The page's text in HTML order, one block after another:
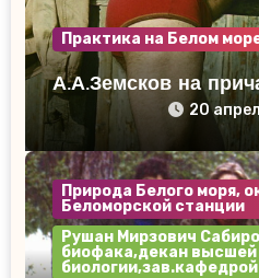
Практика на Белом
А.А.Земсков на
20
Природа Белого моря,
Беломорской станции
Рушан Мирзович
биофака,декан
биологии,зав.кафедрой